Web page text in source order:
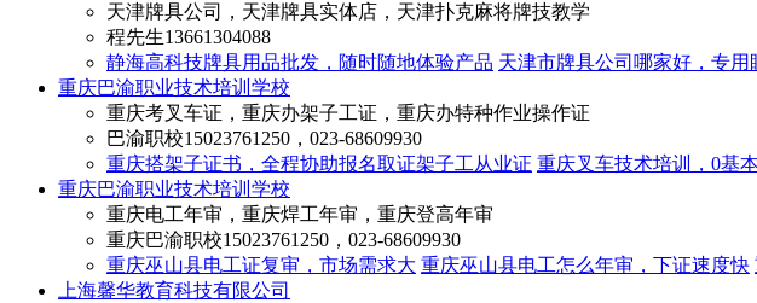
天津牌具公司，天津牌具实体店，天津扑克麻将牌技教学
程先生13661304088
静海高科技牌具用品批发，随时随地体验产品 天津市牌具公司哪家好，专用
重庆巴渝职业技术培训学校
重庆考叉车证，重庆办架子工证，重庆办特种作业操作证
巴渝职校15023761250，023-68609930
重庆搭架子证书，全程协助报名取证架子工从业证 重庆叉车技术培训，0基
重庆巴渝职业技术培训学校
重庆电工年审，重庆焊工年审，重庆登高年审
重庆巴渝职校15023761250，023-68609930
重庆巫山县电工证复审，市场需求大 重庆巫山县电工怎么年审，下证速度快
上海馨华教育科技有限公司